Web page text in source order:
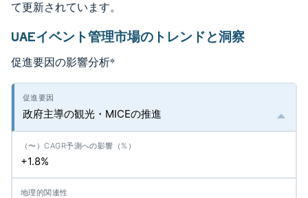
て更新されています。
UAEイベント管理市場のトレンドと洞察
促進要因の影響分析*
政府主導の観光・MICEの推進
+1.8%